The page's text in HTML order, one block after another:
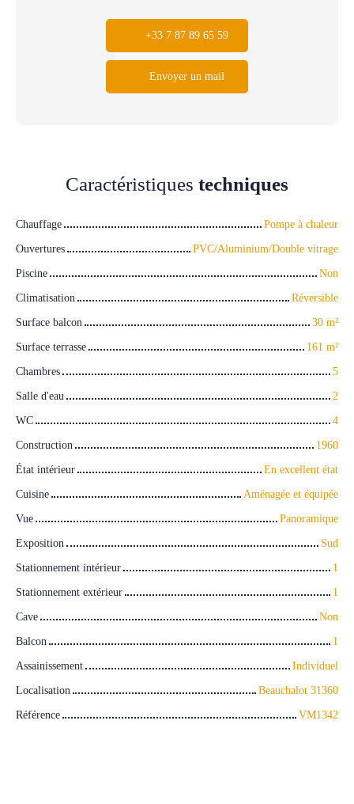
+33 7 87 89 65 59
Envoyer un mail
Caractéristiques techniques
Chauffage
Pompe à chaleur
Ouvertures
PVC/Aluminium/Double vitrage
Piscine
Non
Climatisation
Réversible
Surface balcon
30 m²
Surface terrasse
161 m²
Chambres
5
Salle d'eau
2
WC
4
Construction
1960
État intérieur
En excellent état
Cuisine
Aménagée et équipée
Vue
Panoramique
Exposition
Sud
Stationnement intérieur
1
Stationnement extérieur
1
Cave
Non
Balcon
1
Assainissement
Individuel
Localisation
Beauchalot 31360
Référence
VM1342